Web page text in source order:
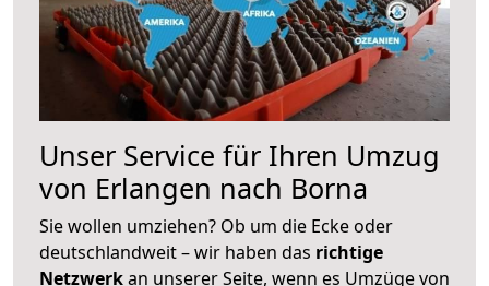
Unser Service für Ihren Umzug
von Erlangen nach Borna
Sie wollen umziehen? Ob um die Ecke oder
deutschlandweit – wir haben das richtige
Netzwerkan unserer Seite, wenn es Umzüge von